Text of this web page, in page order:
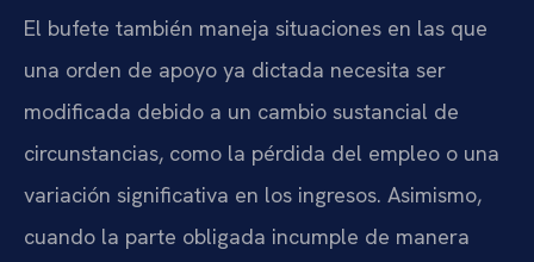
El bufete también maneja situaciones en las que
una orden de apoyo ya dictada necesita ser
modificada debido a un cambio sustancial de
circunstancias, como la pérdida del empleo o una
variación significativa en los ingresos. Asimismo,
cuando la parte obligada incumple de manera